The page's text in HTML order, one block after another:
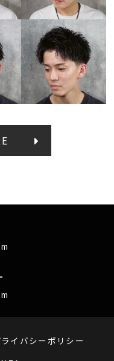
ライバシーポリシー